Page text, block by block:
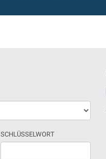
SCHLÜSSELWORT